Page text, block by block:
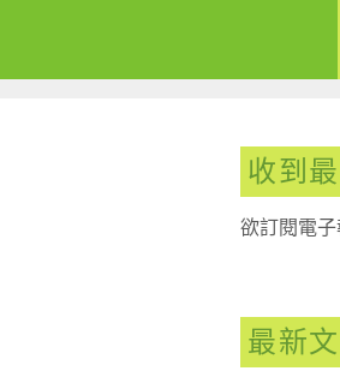
收到
欲訂閱電
最新